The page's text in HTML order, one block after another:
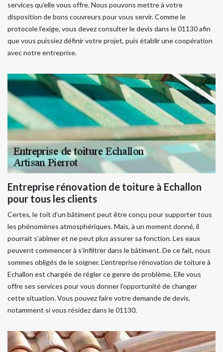
services qu’elle vous offre. Nous pouvons mettre à votre
disposition de bons couvreurs pour vous servir. Comme le
protocole l’exige, vous devez consulter le devis dans le 01130 afin
que vous puissiez définir votre projet, puis établir une coopération
avec notre entreprise.
Entreprise rénovation de toiture à Echallon
pour tous les clients
Certes, le toit d’un bâtiment peut être conçu pour supporter tous
les phénomènes atmosphériques. Mais, à un moment donné, il
pourrait s’abîmer et ne peut plus assurer sa fonction. Les eaux
peuvent commencer à s’infiltrer dans le bâtiment. De ce fait, nous
sommes obligés de le soigner. L’entreprise rénovation de toiture à
Echallon est chargée de régler ce genre de problème. Elle vous
offre ses services pour vous donner l’opportunité de changer
cette situation. Vous pouvez faire votre demande de devis,
notamment si vous résidez dans le 01130.